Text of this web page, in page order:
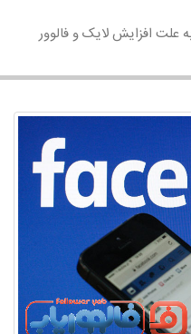
علت افزایش لایک و فالوور